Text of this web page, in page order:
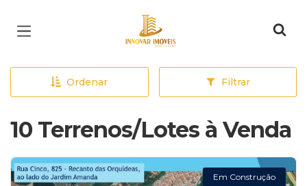
Página inicial
Ordenar Filtrar
10 Terrenos/Lotes à Venda
Em Construção